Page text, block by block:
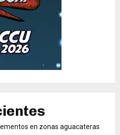
en zonas aguacateras